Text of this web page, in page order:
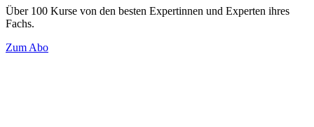
Über 100 Kurse von den besten Expertinnen und Experten ihres
Fachs.
Zum Abo